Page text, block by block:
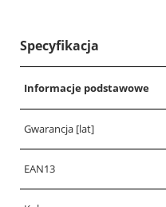
Specyfikacja
Informacje podstawowe
Gwarancja [lat]
EAN13